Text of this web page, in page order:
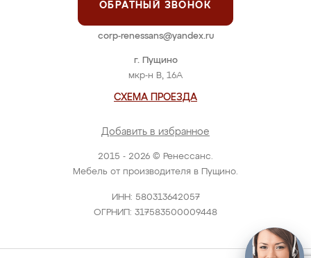
2015 - 2026 © Ренессанс.
Мебель от производителя в Пущино.
ИНН: 580313642057
ОГРНИП: 317583500009448
г. Пущино
мкр-н В, 16А
СХЕМА ПРОЕЗДА
Добавить в избранное
ОБРАТНЫЙ ЗВОНОК
corp-renessans@yandex.ru